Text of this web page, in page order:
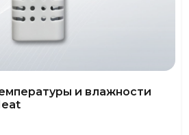
и влажности